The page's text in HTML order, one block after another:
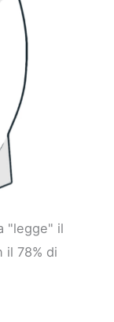
"legge" il
il 78% di